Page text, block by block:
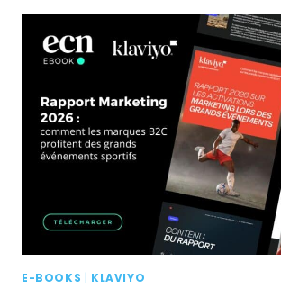
E-BOOKS | KLAVIYO